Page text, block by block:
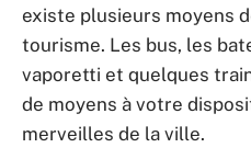
existe plusieurs moyens
tourisme. Les bus, les
vaporetti et quelques
de moyens à votre
merveilles de la ville.